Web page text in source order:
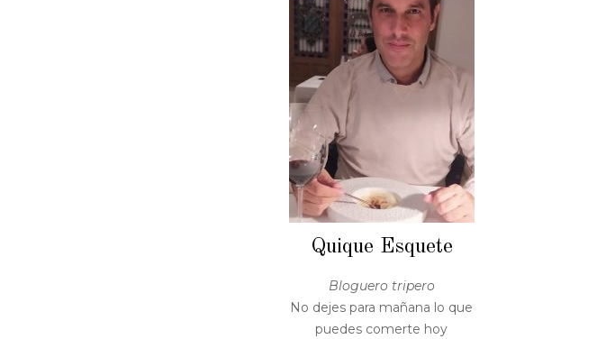
Quique Esquete
Bloguero tripero
No dejes para mañana lo que
puedes comerte hoy